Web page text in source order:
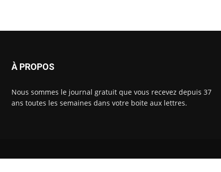
À PROPOS
Nous sommes le journal gratuit que vous recevez depuis 37
ans toutes les semaines dans votre boite aux lettres.